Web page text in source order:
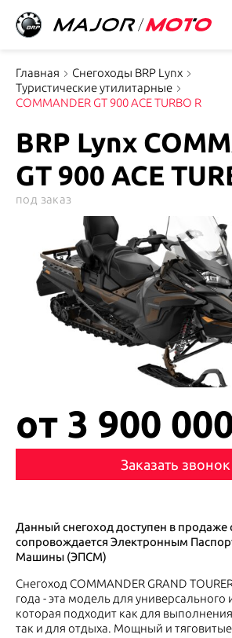
Главная
Снегоходы BRP Lynx
Туристические утилитарные
COMMANDER GT 900 ACE TURBO R
BRP Lynx
GT 900 ACE
под заказ
от 3 900
Заказать звонок
Данный снегоход доступен в продаже
сопровождается Электронным
Машины (ЭПСМ)
Снегоход COMMANDER GRAND
года - эта модель для универсального
которая подходит как для
так и для отдыха. Мощный и